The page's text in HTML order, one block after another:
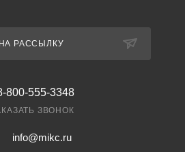
РАССЫЛКУ
800-555-3348
ЗВОНОК
info@mikc.ru